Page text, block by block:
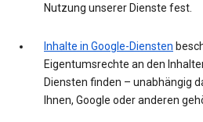
Nutzung unserer Dienste fest.
Inhalte in Google-Diensten
Eigentumsrechte an den
Diensten finden – unabhängig
Ihnen, Google oder anderen